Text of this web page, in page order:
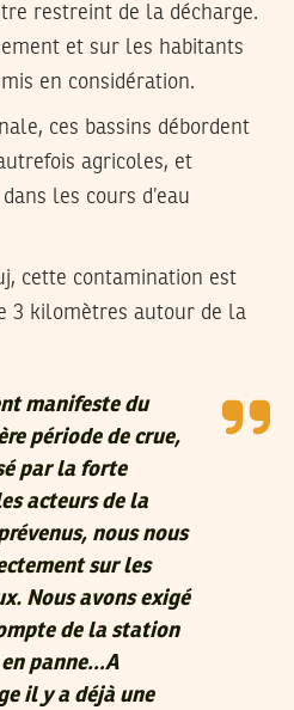
restreint de la décharge.
et sur les habitants
en considération.
ces bassins débordent
agricoles, et
les cours d’eau
cette contamination est
3 kilomètres autour de la
manifeste du
période de crue,
par la forte
acteurs de la
nous nous
sur les
Nous avons exigé
de la station
panne…A
il y a déjà une